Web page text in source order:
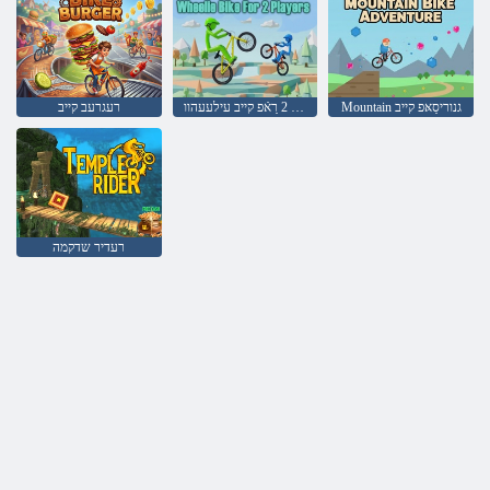
רעגרעב קייב סרעַיילּפ 2 רַאֿפ קייב עילעעהוו Mountain גנוריסַאּפ קייב
רעדיר שדקמה